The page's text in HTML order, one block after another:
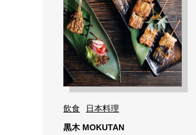
飲食
日本料理
黒木 MOKUTAN